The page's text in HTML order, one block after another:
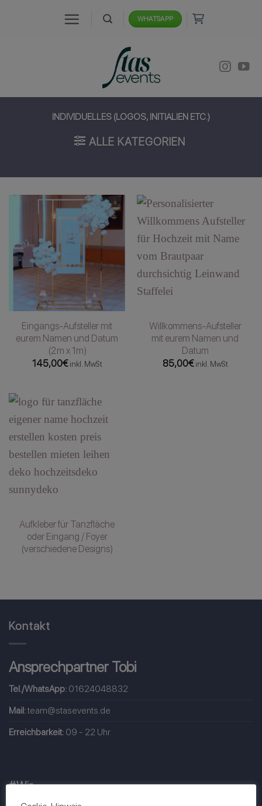
WHATSAPP
INDIVIDUELLES (LOGOS, INITIALIEN ETC.)
ALLE KATEGORIEN
Eingangs-Aufsteller mit
eurem Namen und Datum
(2m x 1m)
145,00€ inkl. MwSt
Willkommens-Aufsteller
mit eurem Namen und
Datum
85,00€ inkl. MwSt
Aufkleber für Tanzfläche
oder Eingang / Foyer
(verschiedene Designs)
Kontakt
Ansprechpartner Tobi
Tel./WhatsApp: 01624048832
Mail:team@stasevents.de
Erreichbarkeit: 09 - 22 Uhr
#Wir